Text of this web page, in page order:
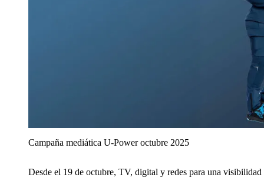
Campaña mediática U‑Power octubre 2025
Desde el 19 de octubre, TV, digital y redes para una